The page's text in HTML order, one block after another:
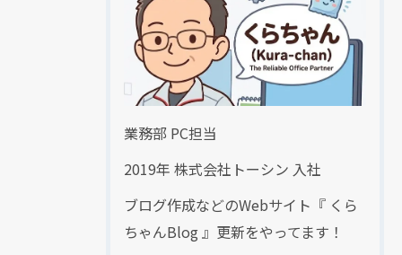
業務部 PC担当
2019年 株式会社トーシン 入社
ブログ作成などのWebサイト『 くら
ちゃんBlog 』更新をやってます！